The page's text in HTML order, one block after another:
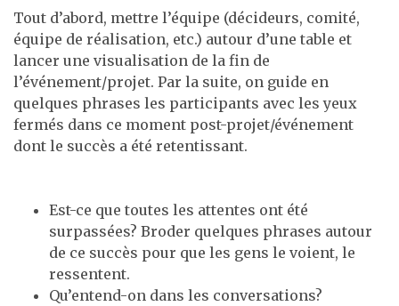
Tout d’abord, mettre l’équipe (décideurs, comité,
équipe de réalisation, etc.) autour d’une table et
lancer une visualisation de la fin de
l’événement/projet. Par la suite, on guide en
quelques phrases les participants avec les yeux
fermés dans ce moment post-projet/événement
dont le succès a été retentissant.
Est-ce que toutes les attentes ont été
surpassées? Broder quelques phrases autour
de ce succès pour que les gens le voient, le
ressentent.
Qu’entend-on dans les conversations?